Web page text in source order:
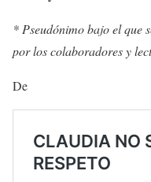
* Pseudónimo bajo el que
por los colaboradores y
De